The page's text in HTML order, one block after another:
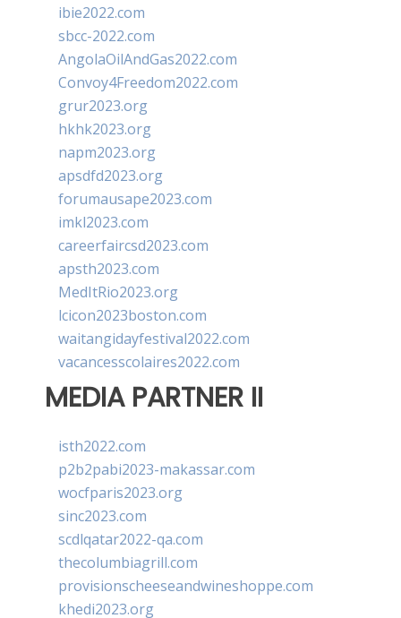
ibie2022.com
sbcc-2022.com
AngolaOilAndGas2022.com
Convoy4Freedom2022.com
grur2023.org
hkhk2023.org
napm2023.org
apsdfd2023.org
forumausape2023.com
imkl2023.com
careerfaircsd2023.com
apsth2023.com
MedItRio2023.org
lcicon2023boston.com
waitangidayfestival2022.com
vacancesscolaires2022.com
MEDIA PARTNER II
isth2022.com
p2b2pabi2023-makassar.com
wocfparis2023.org
sinc2023.com
scdlqatar2022-qa.com
thecolumbiagrill.com
provisionscheeseandwineshoppe.com
khedi2023.org